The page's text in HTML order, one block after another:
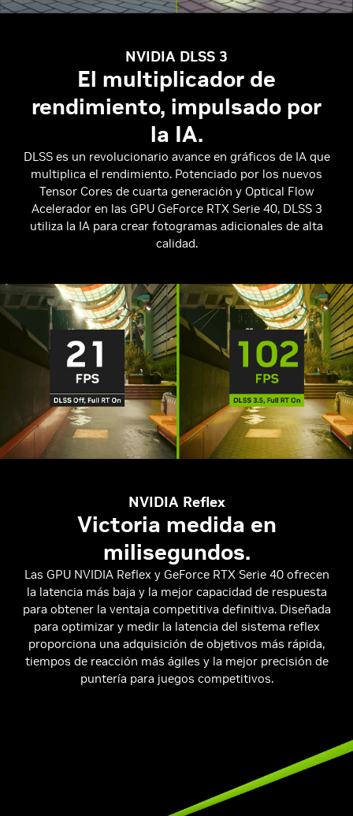
NVIDIA DLSS 3
El multiplicador de
rendimiento, impulsado por
la IA.
DLSS es un revolucionario avance en gráficos de IA que
multiplica el rendimiento. Potenciado por los nuevos
Tensor Cores de cuarta generación y Optical Flow
Acelerador en las GPU GeForce RTX Serie 40, DLSS 3
utiliza la IA para crear fotogramas adicionales de alta
calidad.
NVIDIA Reflex
Victoria medida en
milisegundos.
Las GPU NVIDIA Reflex y GeForce RTX Serie 40 ofrecen
la latencia más baja y la mejor capacidad de respuesta
para obtener la ventaja competitiva definitiva. Diseñada
para optimizar y medir la latencia del sistema reflex
proporciona una adquisición de objetivos más rápida,
tiempos de reacción más ágiles y la mejor precisión de
puntería para juegos competitivos.